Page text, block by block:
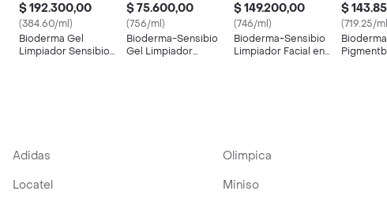
$ 192.300,00
(384.60/ml)
Bioderma Gel
Limpiador Sensibio
$ 75.600,00
(756/ml)
Bioderma-Sensibio
Gel Limpiador
$ 149.200,00
(746/ml)
Bioderma-Sensibio
Limpiador Facial en
$
(719.25/
Adidas Olimpica
Locatel
Miniso